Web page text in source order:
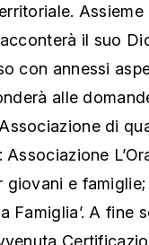
Assieme
il suo
con annessi
alle
di
Associazione
giovani e famiglie;
Famiglia’. A fine